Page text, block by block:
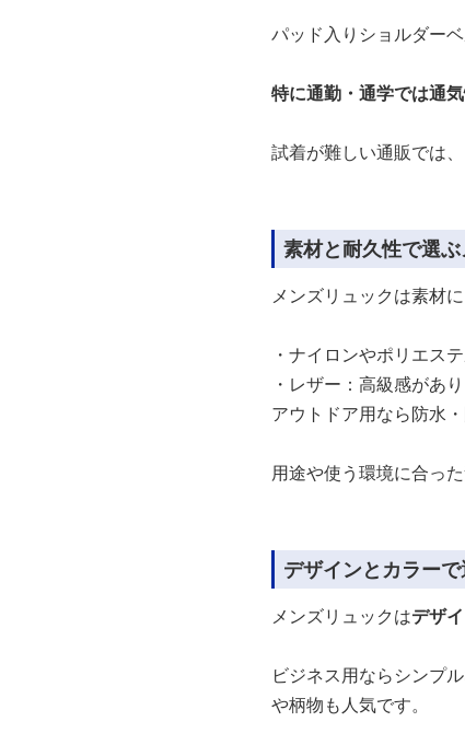
パッド入りショルダー
特に通勤・通学では通
試着が難しい通販では
素材と耐久性で選
メンズリュックは素材
・ナイロンやポリエス
・レザー：高級感があ
アウトドア用なら防水
用途や使う環境に合っ
デザインとカラー
メンズリュックはデザ
ビジネス用ならシンプ
や柄物も人気です。